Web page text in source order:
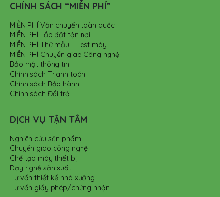
CHÍNH SÁCH “MIỄN PHÍ”
MIỄN PHÍ Vận chuyển toàn quốc
MIỄN PHÍ Lắp đặt tận nơi
MIỄN PHÍ Thử mẫu – Test máy
MIỄN PHÍ Chuyển giao Công nghệ
Bảo mật thông tin
Chính sách Thanh toán
Chính sách Bảo hành
Chính sách Đổi trả
DỊCH VỤ TẬN TÂM
Nghiên cứu sản phẩm
Chuyển giao công nghệ
Chế tạo máy thiết bị
Dạy nghề sản xuất
Tư vấn thiết kế nhà xưởng
Tư vấn giấy phép/chứng nhận